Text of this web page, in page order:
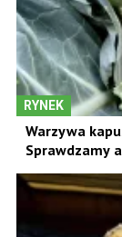
RYNEK
Warzywa
Sprawdzamy